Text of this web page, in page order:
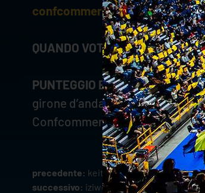
confcommercioverona.it.
QUANDO VOTARE- Dal giorno
PUNTEGGIO E VINCITORI–
girone d’andata verrà premiato
Confcommercio Verona”.
precedente: keita chiude l'andata in
successivo: iziwork confermato worker